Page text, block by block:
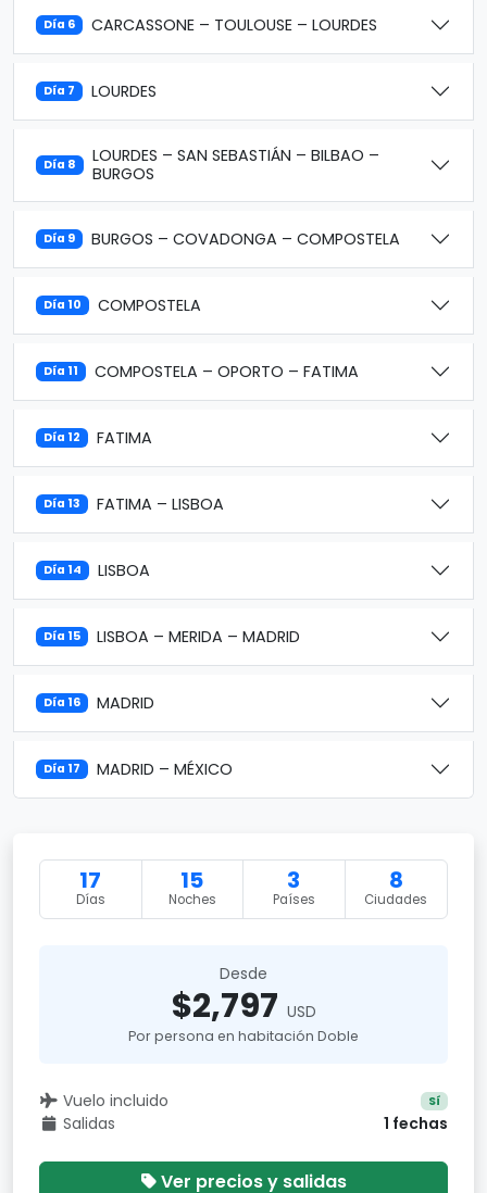
Día 6 CARCASSONE – TOULOUSE – LOURDES
Día 7 LOURDES
Día 8
LOURDES – SAN SEBASTIÁN – BILBAO –
BURGOS
Día 9 BURGOS – COVADONGA – COMPOSTELA
Día 10 COMPOSTELA
Día 11 COMPOSTELA – OPORTO – FATIMA
Día 12 FATIMA
Día 13 FATIMA – LISBOA
Día 14 LISBOA
Día 15 LISBOA – MERIDA – MADRID
Día 16 MADRID
Día 17 MADRID – MÉXICO
17
Días
15
Noches
3
Países
8
Ciudades
Desde
$2,797 USD
Por persona en habitación Doble
Vuelo incluido Sí
Salidas 1 fechas
Ver precios y salidas